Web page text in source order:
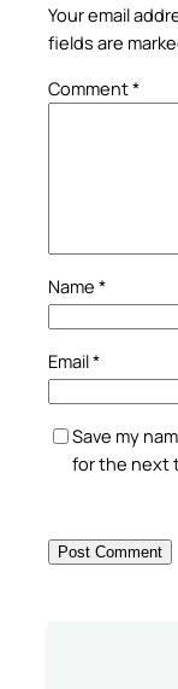
Your email
fields are
Comment*
Name *
Email*
Save my
for the next